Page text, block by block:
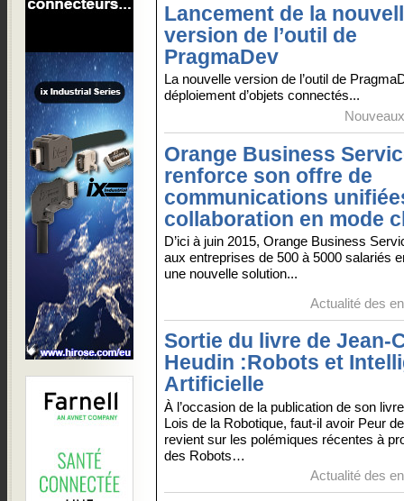
Lancement de la
version de l’outil de
PragmaDev
La nouvelle version de l’outil de
déploiement d’objets connectés...
Orange Business
renforce son offre de
communications
collaboration en mode
D’ici à juin 2015, Orange Business
aux entreprises de 500 à 5000 salariés
une nouvelle solution...
Actualité des
Sortie du livre de Jean-
Heudin :Robots et
Artificielle
À l’occasion de la publication de son
Lois de la Robotique, faut-il avoir Peur
revient sur les polémiques récentes à
des Robots…
Actualité des